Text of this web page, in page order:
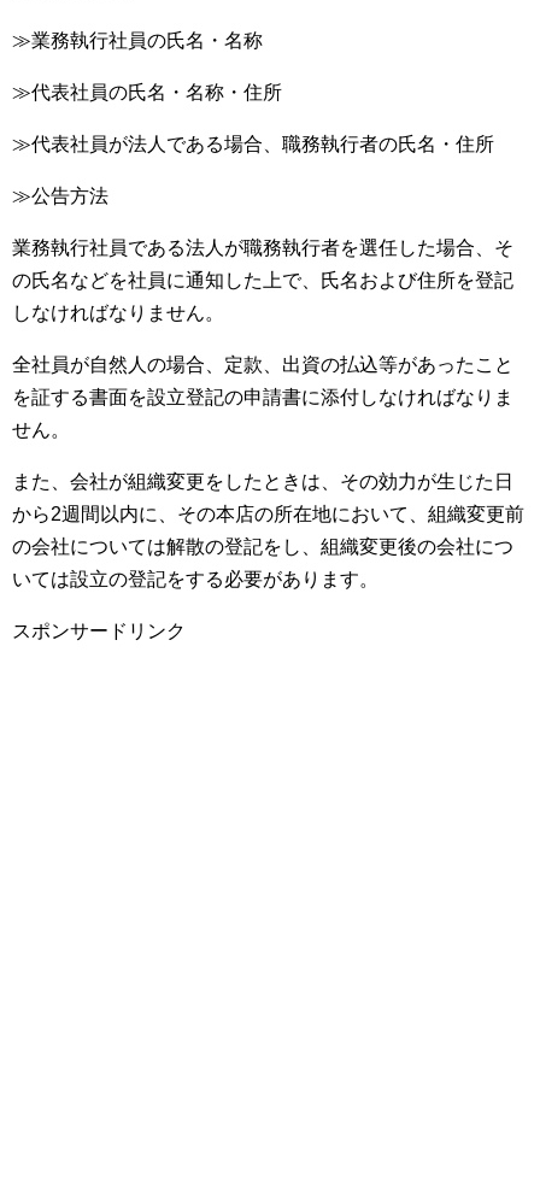
≫業務執行社員の氏名・名称
≫代表社員の氏名・名称・住所
≫代表社員が法人である場合、職務執行者の氏名・住所
≫公告方法
業務執行社員である法人が職務執行者を選任した場合、そ
の氏名などを社員に通知した上で、氏名および住所を登記
しなければなりません。
全社員が自然人の場合、定款、出資の払込等があったこと
を証する書面を設立登記の申請書に添付しなければなりま
せん。
また、会社が組織変更をしたときは、その効力が生じた日
から2週間以内に、その本店の所在地において、組織変更前
の会社については解散の登記をし、組織変更後の会社につ
いては設立の登記をする必要があります。
スポンサードリンク